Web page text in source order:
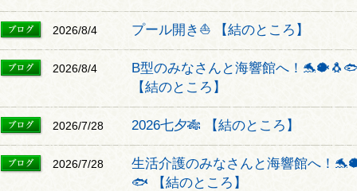
2026/8/4 プール開き⛵ 【結のところ】
2026/8/4
B型のみなさんと海響館へ！
【結のところ】
2026/7/28 2026七夕🎋 【結のところ】
2026/7/28
生活介護のみなさんと海響館へ！
🐟 【結のところ】